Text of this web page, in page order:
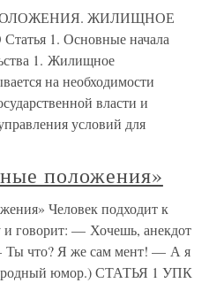
ЖИЛИЩНОЕ
1. Основные начала
1. Жилищное
на необходимости
власти и
условий для
положения»
Человек подходит к
говорит: — Хочешь, анекдот
Ты что? Я же сам мент! — А я
юмор.) СТАТЬЯ 1 УПК